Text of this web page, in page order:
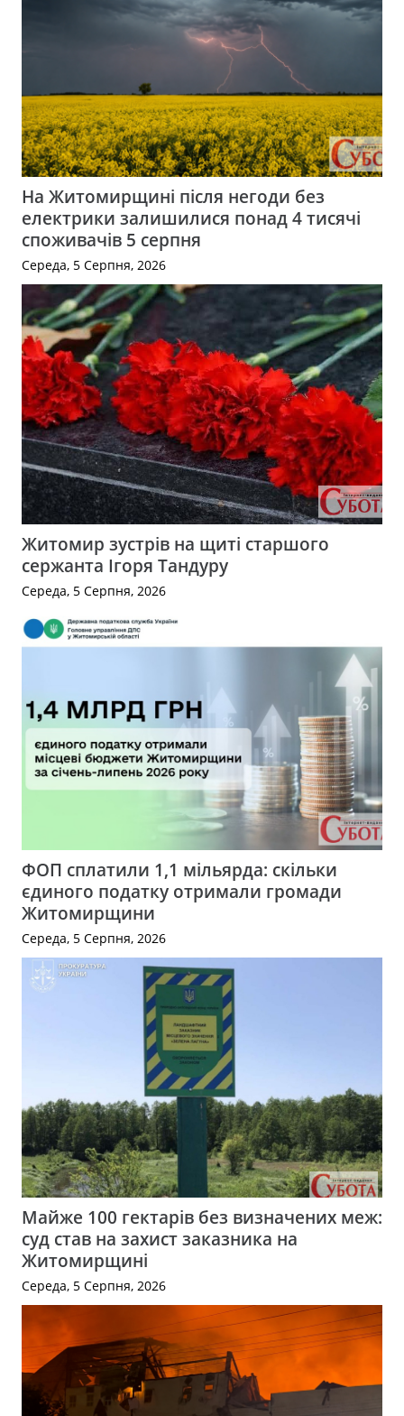
На Житомирщині після негоди без
електрики залишилися понад 4 тисячі
споживачів 5 серпня
Середа, 5 Серпня, 2026
Житомир зустрів на щиті старшого
сержанта Ігоря Тандуру
Середа, 5 Серпня, 2026
ФОП сплатили 1,1 мільярда: скільки
єдиного податку отримали громади
Житомирщини
Середа, 5 Серпня, 2026
Майже 100 гектарів без визначених меж:
суд став на захист заказника на
Житомирщині
Середа, 5 Серпня, 2026